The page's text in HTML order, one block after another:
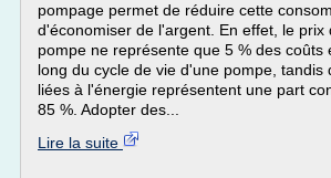
pompage permet de réduire cette
d'économiser de l'argent. En effet, le prix
pompe ne représente que 5 % des coûts
long du cycle de vie d'une pompe, tandis
liées à l'énergie représentent une part
85 %. Adopter des...
Lire la suite